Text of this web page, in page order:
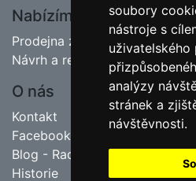
soubory
nástroje s
analýzy
stránek a
návštěvnosti.
Nabízíme
Prodejna zahradnictví
Návrh a realizace zahrad
O nás
Kontakt
Facebook
Blog - Rady pro zahrádkáře
Historie